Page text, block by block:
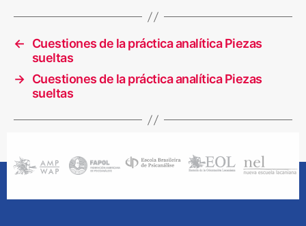
←
Cuestiones de la práctica analítica Piezas
sueltas
→ Cuestiones de la práctica analítica Piezas
sueltas